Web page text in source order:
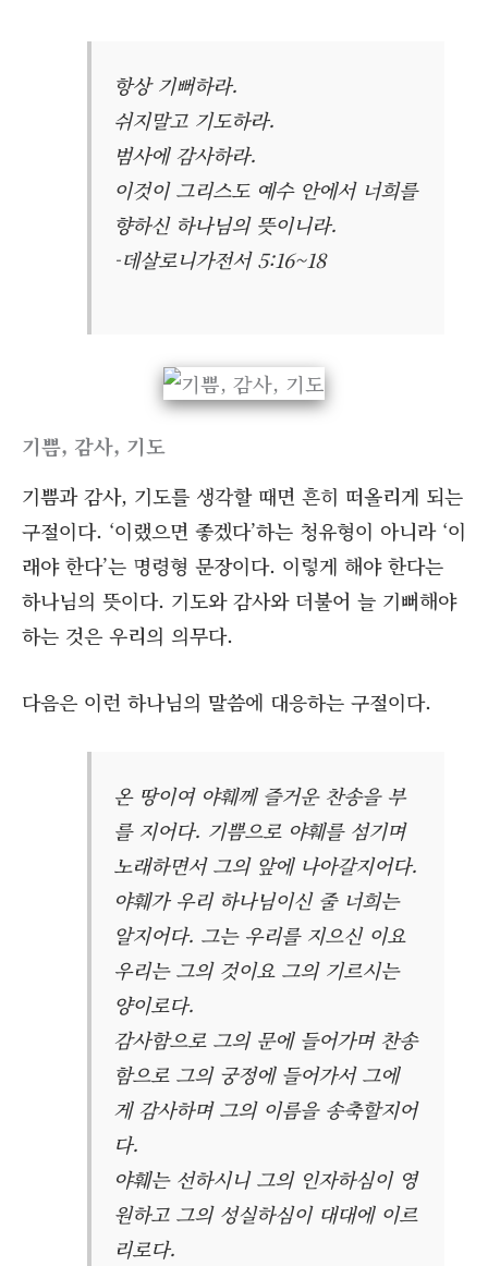
항상 기뻐하라.
쉬지말고 기도하라.
범사에 감사하라.
이것이 그리스도 예수 안에서 너희를
향하신 하나님의 뜻이니라.
-데살로니가전서 5:16~18
기쁨, 감사, 기도
기쁨과 감사, 기도를 생각할 때면 흔히 떠올리게 되는
구절이다. ‘이랬으면 좋겠다’하는 청유형이 아니라 ‘이
래야 한다’는 명령형 문장이다. 이렇게 해야 한다는
하나님의 뜻이다. 기도와 감사와 더불어 늘 기뻐해야
하는 것은 우리의 의무다.
다음은 이런 하나님의 말씀에 대응하는 구절이다.
온 땅이여 야훼께 즐거운 찬송을 부
를 지어다. 기쁨으로 야훼를 섬기며
노래하면서 그의 앞에 나아갈지어다.
야훼가 우리 하나님이신 줄 너희는
알지어다. 그는 우리를 지으신 이요
우리는 그의 것이요 그의 기르시는
양이로다.
감사함으로 그의 문에 들어가며 찬송
함으로 그의 궁정에 들어가서 그에
게 감사하며 그의 이름을 송축할지어
다.
야훼는 선하시니 그의 인자하심이 영
원하고 그의 성실하심이 대대에 이르
리로다.